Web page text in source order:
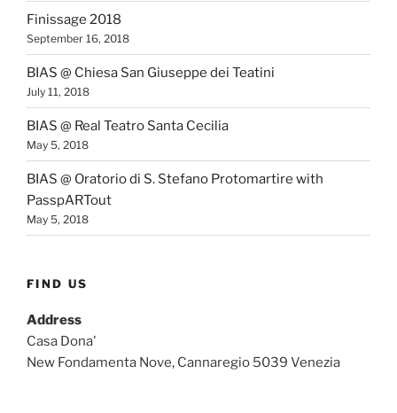
Finissage 2018
September 16, 2018
BIAS @ Chiesa San Giuseppe dei Teatini
July 11, 2018
BIAS @ Real Teatro Santa Cecilia
May 5, 2018
BIAS @ Oratorio di S. Stefano Protomartire with
PasspARTout
May 5, 2018
FIND US
Address
Casa Dona'
New Fondamenta Nove, Cannaregio 5039 Venezia